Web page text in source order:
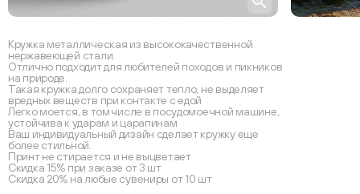
Кружка металлическая из высококачественной
нержавеющей стали.
Отлично подходит для любителей походов и пикников
на природе.
Такая кружка долго сохраняет тепло, не выделяет
вредных веществ при контакте с едой
Легко моется, в том числе в посудомоечной машине,
устойчива к ударам и царапинам
Ваш индивидуальный дизайн сделает кружку еще
более стильной.
Принт не стирается и не выцветает
Скидка 15% при заказе от 3 шт
Скидка 20% на любые сувениры от 10 шт